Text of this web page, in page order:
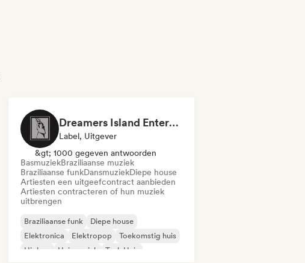
Dreamers Island Entertainment
Label, Uitgever
&gt; 1000 gegeven antwoorden
BasmuziekBraziliaanse muziek
Braziliaanse funkDansmuziekDiepe house
Artiesten een uitgeefcontract aanbieden
Artiesten contracteren of hun muziek
uitbrengen
Braziliaanse funk
Diepe house
Elektronica
Elektropop
Toekomstig huis
Hiphop
Huismuziek Tech Huis